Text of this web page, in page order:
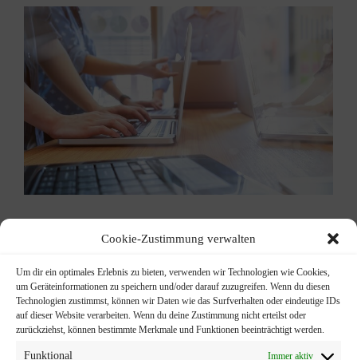
Cookie-Zustimmung verwalten
Um dir ein optimales Erlebnis zu bieten, verwenden wir Technologien wie Cookies,
um Geräteinformationen zu speichern und/oder darauf zuzugreifen. Wenn du diesen
Technologien zustimmst, können wir Daten wie das Surfverhalten oder eindeutige IDs
auf dieser Website verarbeiten. Wenn du deine Zustimmung nicht erteilst oder
zurückziehst, können bestimmte Merkmale und Funktionen beeinträchtigt werden.
Funktional Immer aktiv